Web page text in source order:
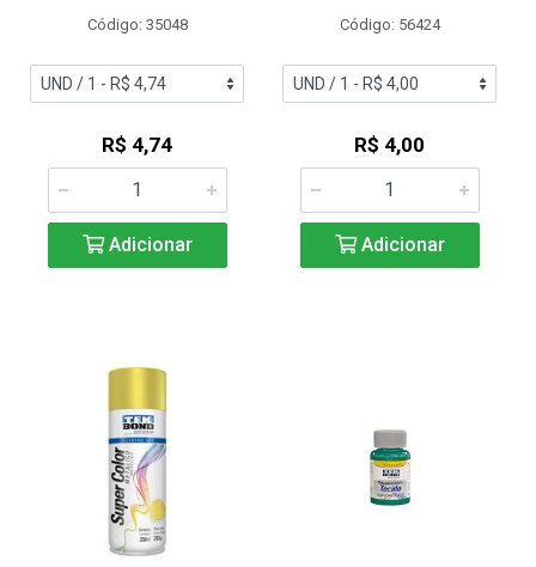
Código: 35048
R$ 4,74
Adicionar
Código: 56424
R$ 4,00
Adicionar